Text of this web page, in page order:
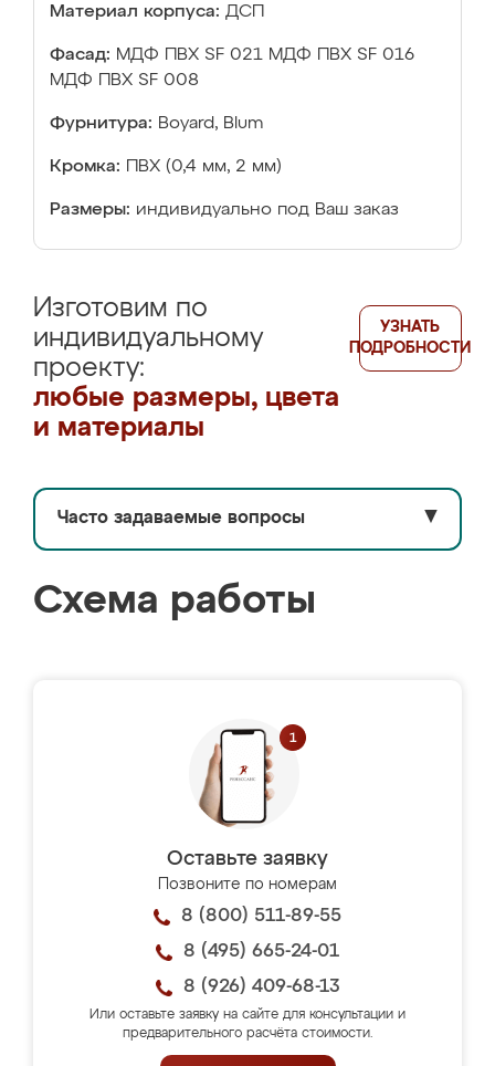
Материал корпуса: ДСП
Фасад: МДФ ПВХ SF 021 МДФ ПВХ SF 016
МДФ ПВХ SF 008
Фурнитура: Boyard, Blum
Кромка: ПВХ (0,4 мм, 2 мм)
Размеры: индивидуально под Ваш заказ
Изготовим по
индивидуальному
проекту:
любые размеры, цвета
и материалы
УЗНАТЬ
ПОДРОБНОСТИ
Часто задаваемые вопросы ▼
Схема работы
Оставьте заявку
Позвоните по номерам
8 (800) 511-89-55
8 (495) 665-24-01
8 (926) 409-68-13
Или оставьте заявку на сайте для консультации и
предварительного расчёта стоимости.